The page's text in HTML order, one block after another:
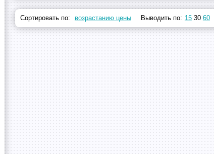
Сортировать по: возрастанию цены Выводить по: 1530 60